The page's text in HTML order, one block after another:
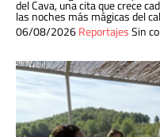
del Cava, una cita que crece
las noches más mágicas del
06/08/2026ReportajesSin